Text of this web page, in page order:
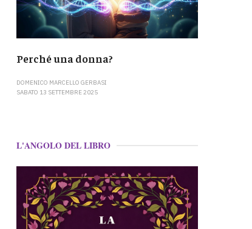
Perché una donna?
DOMENICO MARCELLO GERBASI
SABATO 13 SETTEMBRE 2025
L'ANGOLO DEL LIBRO